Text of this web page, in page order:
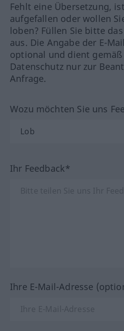
Fehlt eine Übersetzung,
aufgefallen oder wollen
loben? Füllen Sie bitte
aus. Die Angabe der E-
optional und dient gemäß
Datenschutz nur zur
Anfrage.
Wozu möchten Sie uns
Ihr Feedback*
Ihre E-Mail-Adresse